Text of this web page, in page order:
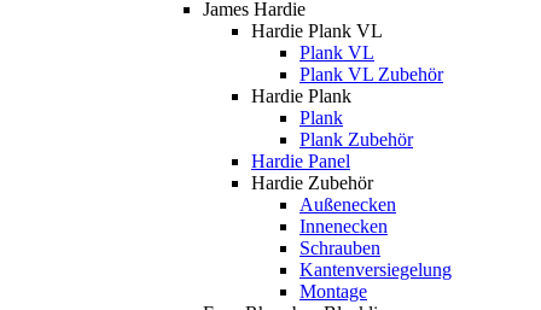
James Hardie
Hardie Plank VL
Plank VL
Plank VL Zubehör
Hardie Plank
Plank
Plank Zubehör
Hardie Panel
Hardie Zubehör
Außenecken
Innenecken
Schrauben
Kantenversiegelung
Montage